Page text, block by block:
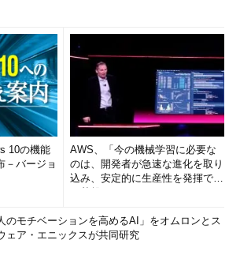
から外す
ザー名 グループ名」で、グループからユ
。例えば、ユーザー「study」を、
のメンバーから外したい場合は、
sudoers」と指定します。
プのメンバーから削除する（root権限が必
10の機能
－バージョ
AWS、「今の機械学習に必要な
のは、開発者が急速な進化を取り
込み、安定的に生産性を発揮でき
のモチベーションを高めるAI」をオムロンとス
ェア・エニックスが共同研究